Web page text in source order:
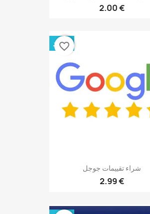
2.00 €
شراء تقييمات جوجل
2.99 €
جديد
favorite_border